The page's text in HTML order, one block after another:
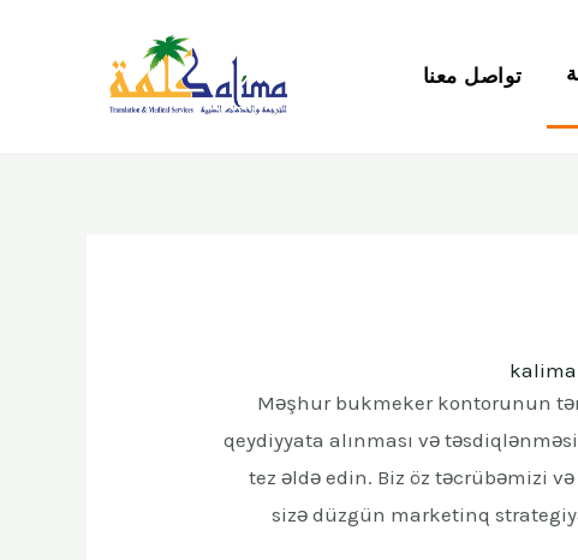
تواصل معنا
kalima
Məşhur bukmeker kontorunun
qeydiyyata alınması və
tez əldə edin. Biz öz təcrübəmizi
sizə düzgün marketinq